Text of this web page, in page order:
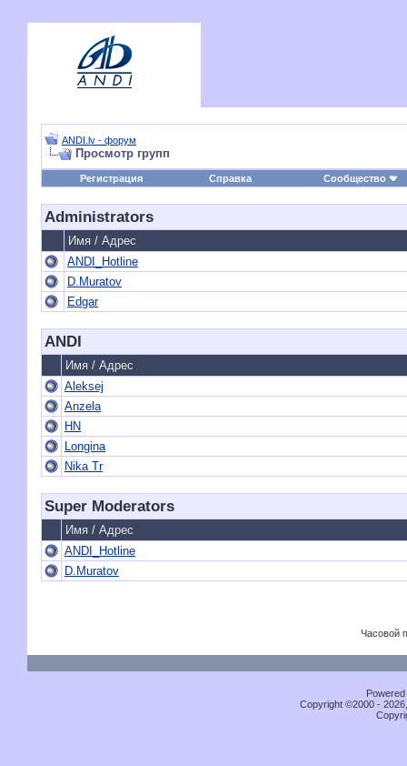
ANDI.lv - форум
Просмотр групп
Регистрация Справка Сообщество
Administrators
Имя / Адрес
ANDI_Hotline
D.Muratov
Edgar
ANDI
Имя / Адрес
Aleksej
Anzela
HN
Longina
Nika Tr
Super Moderators
Имя / Адрес
ANDI_Hotline
D.Muratov
Часовой
Copyright ©2000 -